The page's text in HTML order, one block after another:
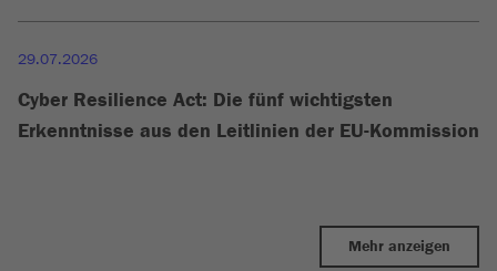
29.07.2026
Cyber Resilience Act: Die fünf wichtigsten
Erkenntnisse aus den Leitlinien der EU-Kommission
Mehr anzeigen